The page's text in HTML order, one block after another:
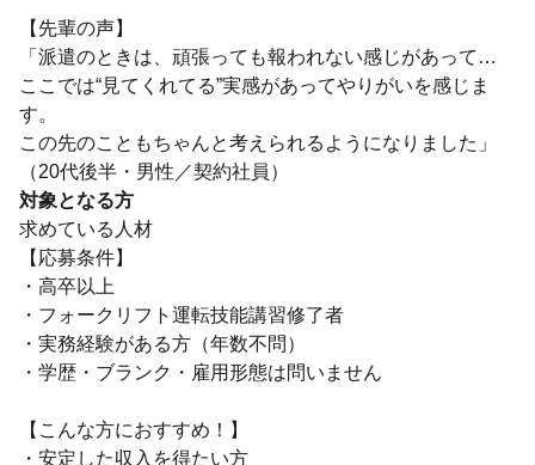
【先輩の声】
「派遣のときは、頑張っても報われない感じがあって…
ここでは“見てくれてる”実感があってやりがいを感じま
す。
この先のこともちゃんと考えられるようになりました」
（20代後半・男性／契約社員）
対象となる方
求めている人材
【応募条件】
・高卒以上
・フォークリフト運転技能講習修了者
・実務経験がある方（年数不問）
・学歴・ブランク・雇用形態は問いません
【こんな方におすすめ！】
・安定した収入を得たい方